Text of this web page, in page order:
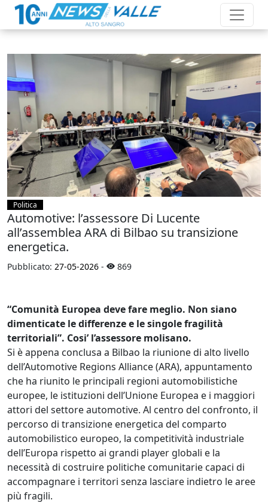
Politica
Automotive: l’assessore Di Lucente
all’assemblea ARA di Bilbao su transizione
energetica.
Pubblicato: 27-05-2026 - 869
“Comunità Europea deve fare meglio. Non siano
dimenticate le differenze e le singole fragilità
territoriali”. Cosi’ l’assessore molisano.
Si è appena conclusa a Bilbao la riunione di alto livello
dell’Automotive Regions Alliance (ARA), appuntamento
che ha riunito le principali regioni automobilistiche
europee, le istituzioni dell’Unione Europea e i maggiori
attori del settore automotive. Al centro del confronto, il
percorso di transizione energetica del comparto
automobilistico europeo, la competitività industriale
dell’Europa rispetto ai grandi player globali e la
necessità di costruire politiche comunitarie capaci di
accompagnare i territori senza lasciare indietro le aree
più fragili.